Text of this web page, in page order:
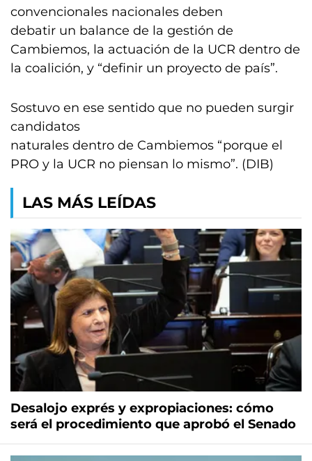
convencionales nacionales deben
debatir un balance de la gestión de
Cambiemos, la actuación de la UCR dentro de
la coalición, y “definir un proyecto de país”.
Sostuvo en ese sentido que no pueden surgir
candidatos
naturales dentro de Cambiemos “porque el
PRO y la UCR no piensan lo mismo”. (DIB)
LAS MÁS LEÍDAS
Desalojo exprés y expropiaciones: cómo
será el procedimiento que aprobó el Senado